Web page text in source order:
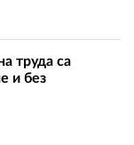
труда са
и без